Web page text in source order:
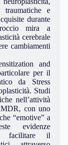
traumatiche e
durante
mira a
cerebrale
cambiamenti
and
per il
da Stress
Studi
nell’attività
con uno
“emotive” a
evidenze
facilitare il